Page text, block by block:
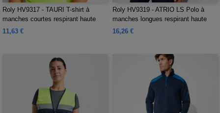
Roly HV9317 - TAURI T-shirt à
manches courtes respirant haute
visibilité
11,63 €
Roly HV9319 - ATRIO LS Polo à
manches longues respirant haute
visibilité
16,26 €